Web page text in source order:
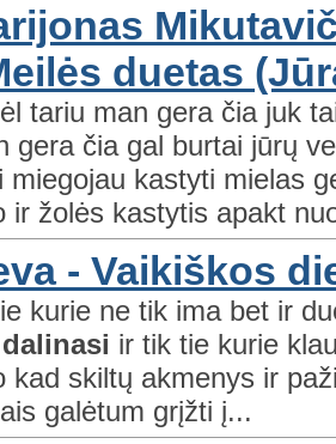
duetas
tariu man gera čia juk
gera čia gal burtai jūrų
miegojau kastyti mielas
ir žolės kastytis apakt
- Vaikiškos
kurie ne tik ima bet ir
dalinasi ir tik tie kurie
kad skiltų akmenys ir
galėtum grįžti į...